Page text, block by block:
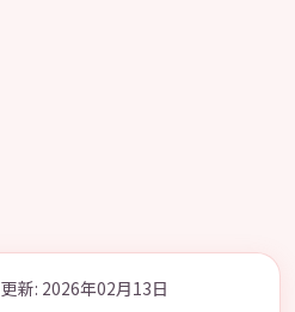
更新: 2026年02月13日